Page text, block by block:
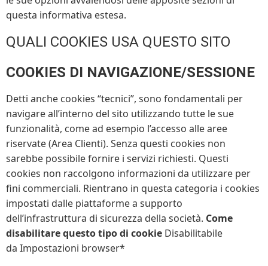
questa informativa estesa.
QUALI COOKIES USA QUESTO SITO
COOKIES DI NAVIGAZIONE/SESSIONE
Detti anche cookies “tecnici”, sono fondamentali per
navigare all’interno del sito utilizzando tutte le sue
funzionalità, come ad esempio l’accesso alle aree
riservate (Area Clienti). Senza questi cookies non
sarebbe possibile fornire i servizi richiesti. Questi
cookies non raccolgono informazioni da utilizzare per
fini commerciali. Rientrano in questa categoria i cookies
impostati dalle piattaforme a supporto
dell’infrastruttura di sicurezza della società. Come
disabilitare questo tipo di cookie Disabilitabile
da Impostazioni browser*